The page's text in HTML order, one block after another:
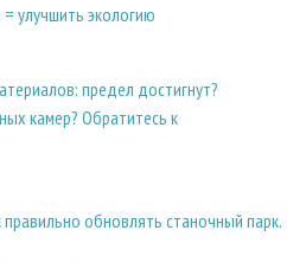
улучшить экологию
предел достигнут?
камер? Обратитесь к
обновлять станочный парк.